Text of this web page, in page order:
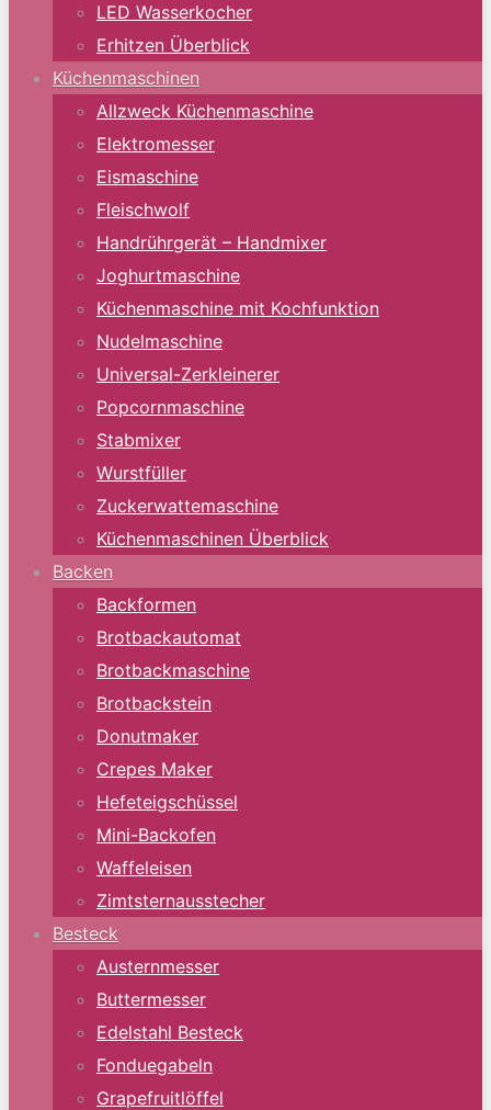
LED Wasserkocher
Erhitzen Überblick
Küchenmaschinen
Allzweck Küchenmaschine
Elektromesser
Eismaschine
Fleischwolf
Handrührgerät – Handmixer
Joghurtmaschine
Küchenmaschine mit Kochfunktion
Nudelmaschine
Universal-Zerkleinerer
Popcornmaschine
Stabmixer
Wurstfüller
Zuckerwattemaschine
Küchenmaschinen Überblick
Backen
Backformen
Brotbackautomat
Brotbackmaschine
Brotbackstein
Donutmaker
Crepes Maker
Hefeteigschüssel
Mini-Backofen
Waffeleisen
Zimtsternausstecher
Besteck
Austernmesser
Buttermesser
Edelstahl Besteck
Fonduegabeln
Grapefruitlöffel